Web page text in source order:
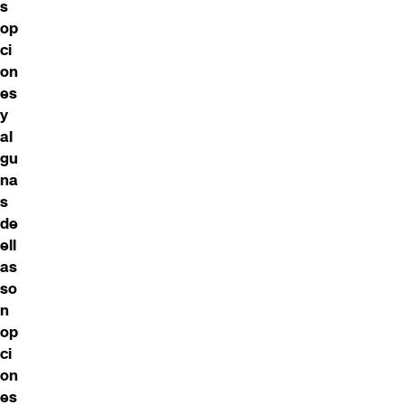
s
op
ci
on
es
y
al
gu
na
s
de
ell
as
so
n
op
ci
on
es